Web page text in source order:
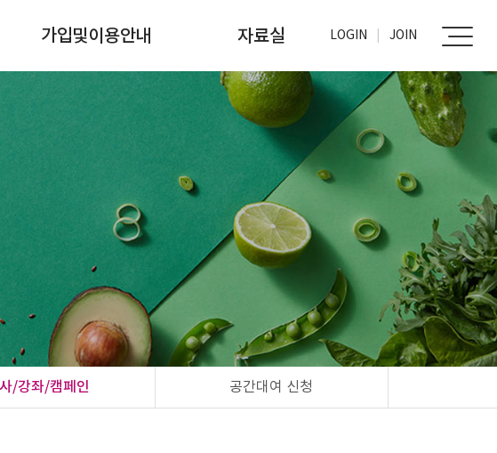
LOGIN JOIN
가입및이용안내
조합원 가입신청
자료실
사진자료실
문서자료실
/강좌/캠페인 공간대여 신청